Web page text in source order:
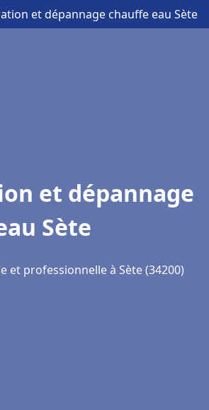
et dépannage chauffe eau Sète
et dépannage
Sète
et professionnelle à Sète (34200)